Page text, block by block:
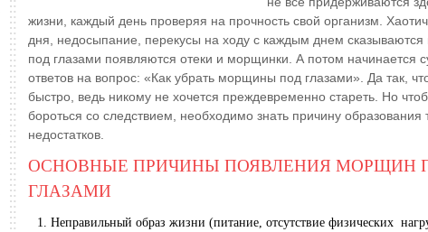
жизни, каждый день проверяя на прочность свой организм.
дня, недосыпание, перекусы на ходу с каждым днем сказываются
под глазами появляются отеки и морщинки. А потом начинается
ответов на вопрос: «Как убрать морщины под глазами». Да так,
быстро, ведь никому не хочется преждевременно стареть. Но
бороться со следствием, необходимо знать причину образования
недостатков.
ОСНОВНЫЕ ПРИЧИНЫ ПОЯВЛЕНИЯ МОРЩИН
ГЛАЗАМИ
Неправильный образ жизни (питание, отсутствие физических